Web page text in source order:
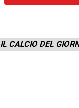
IL CALCIO DEL